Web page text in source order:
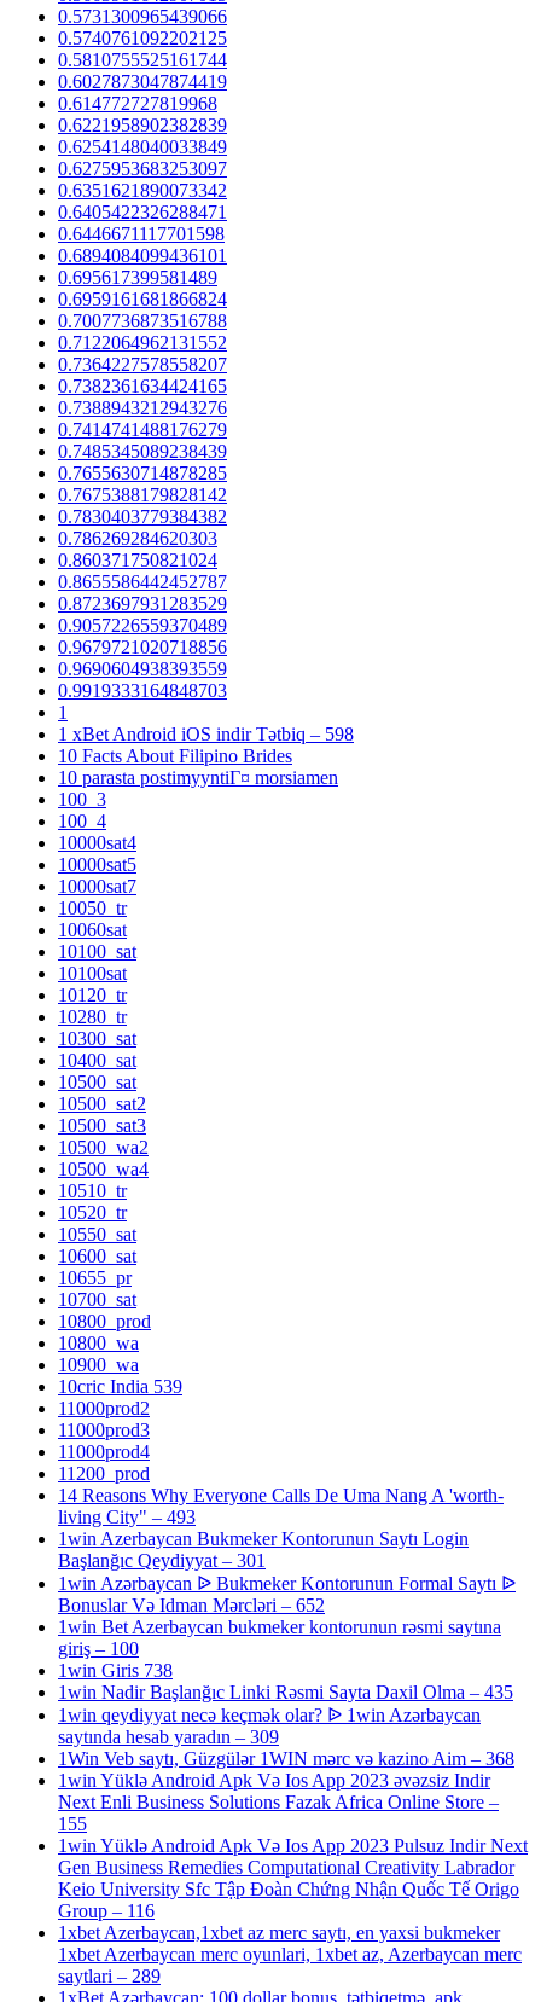
0.5731300965439066
0.5740761092202125
0.5810755525161744
0.6027873047874419
0.614772727819968
0.6221958902382839
0.6254148040033849
0.6275953683253097
0.6351621890073342
0.6405422326288471
0.6446671117701598
0.6894084099436101
0.695617399581489
0.6959161681866824
0.7007736873516788
0.7122064962131552
0.7364227578558207
0.7382361634424165
0.7388943212943276
0.7414741488176279
0.7485345089238439
0.7655630714878285
0.7675388179828142
0.7830403779384382
0.786269284620303
0.860371750821024
0.8655586442452787
0.8723697931283529
0.9057226559370489
0.9679721020718856
0.9690604938393559
0.9919333164848703
1
1 xBet Android iOS indir Tətbiq – 598
10 Facts About Filipino Brides
10 parasta postimyyntiГ¤ morsiamen
100_3
100_4
10000sat4
10000sat5
10000sat7
10050_tr
10060sat
10100_sat
10100sat
10120_tr
10280_tr
10300_sat
10400_sat
10500_sat
10500_sat2
10500_sat3
10500_wa2
10500_wa4
10510_tr
10520_tr
10550_sat
10600_sat
10655_pr
10700_sat
10800_prod
10800_wa
10900_wa
10cric India 539
11000prod2
11000prod3
11000prod4
11200_prod
14 Reasons Why Everyone Calls De Uma Nang A 'worth-
living City" – 493
1win Azerbaycan Bukmeker Kontorunun Saytı Login
Başlanğıc Qeydiyyat – 301
1win Azərbaycan ᐉ Bukmeker Kontorunun Formal Saytı ᐉ
Bonuslar Və Idman Mərcləri – 652
1win Bet Azerbaycan bukmeker kontorunun rəsmi saytına
giriş – 100
1win Giris 738
1win Nadir Başlanğıc Linki Rəsmi Sayta Daxil Olma – 435
1win qeydiyyat necə keçmək olar? ᐉ 1win Azərbaycan
saytında hesab yaradın – 309
1Win Veb saytı, Güzgülər 1WIN mərc və kazino Aim – 368
1win Yüklə Android Apk Və Ios App 2023 əvəzsiz Indir
Next Enli Business Solutions Fazak Africa Online Store –
155
1win Yüklə Android Apk Və Ios App 2023 Pulsuz Indir Next
Gen Business Remedies Computational Creativity Labrador
Keio University Sfc Tập Đoàn Chứng Nhận Quốc Tế Origo
Group – 116
1xbet Azerbaycan,1xbet az merc saytı, en yaxsi bukmeker
1xbet Azerbaycan merc oyunlari, 1xbet az, Azerbaycan merc
saytlari – 289
1xBet Azərbaycan: 100 dollar bonus, tətbiqetmə, apk,